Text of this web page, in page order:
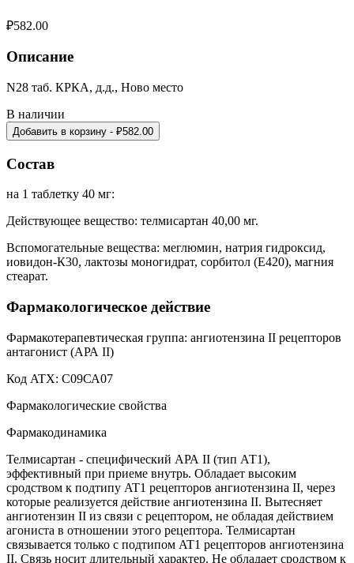
₽582.00
Описание
N28 таб. КРКА, д.д., Ново место
В наличии
Добавить в корзину - ₽582.00
Состав
на 1 таблетку 40 мг:
Действующее вещество: телмисартан 40,00 мг.
Вспомогательные вещества: меглюмин, натрия гидроксид,
иовидон-К30, лактозы моногидрат, сорбитол (Е420), магния
стеарат.
Фармакологическое действие
Фармакотерапевтическая группа: ангиотензина II рецепторов
антагонист (АРА II)
Код ATX: С09СА07
Фармакологические свойства
Фармакодинамика
Телмисартан - специфический АРА II (тип АТ1),
эффективный при приеме внутрь. Обладает высоким
сродством к подтипу AT1 рецепторов ангиотензина II, через
которые реализуется действие ангиотензина II. Вытесняет
ангиотензин II из связи с рецептором, не обладая действием
агониста в отношении этого рецептора. Телмисартан
связывается только с подтипом AT1 рецепторов ангиотензина
II. Связь носит длительный характер. Не обладает сродством к